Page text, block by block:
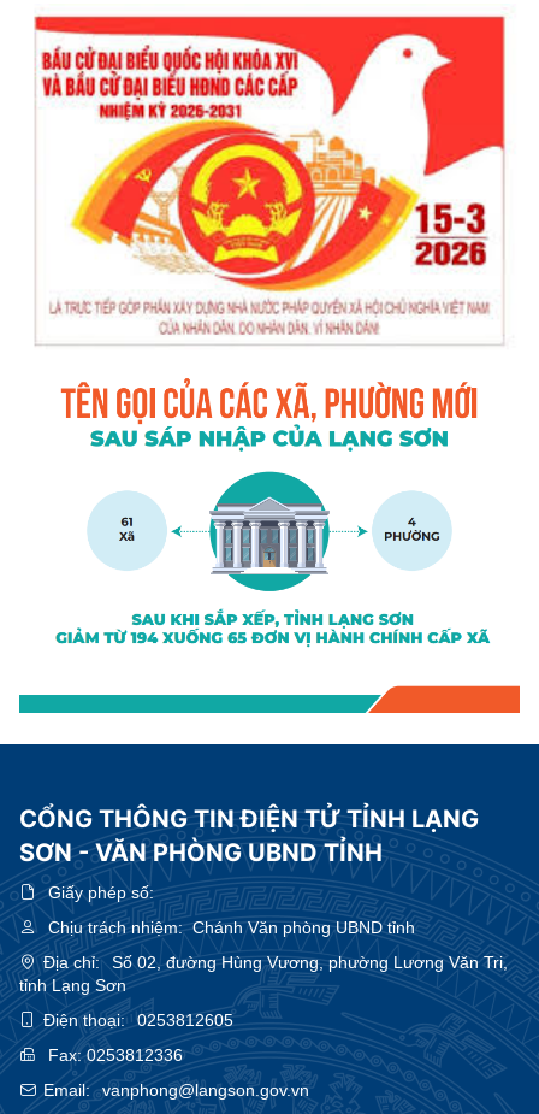
CỔNG THÔNG TIN ĐIỆN TỬ TỈNH LẠNG
SƠN - VĂN PHÒNG UBND TỈNH
Giấy phép số:
Chịu trách nhiệm:Chánh Văn phòng UBND tỉnh
Địa chỉ:
Số 02, đường Hùng Vương, phường Lương Văn Tri,
tỉnh Lạng Sơn
Điện thoại:
0253812605
Fax:0253812336
Email:
vanphong@langson.gov.vn